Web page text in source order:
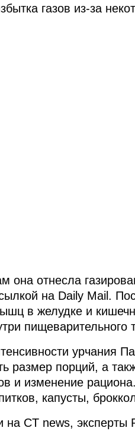
газов из-за
она отнесла
на Daily Mail.
в желудке и
пищеварительного
урчания
размер порций, а
и изменение
капусты,
на CT news, эксперты